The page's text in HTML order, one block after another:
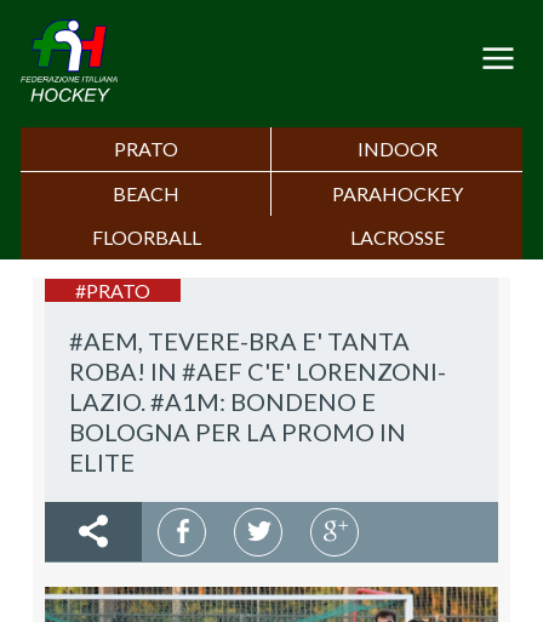
PRATO
INDOOR
BEACH
PARAHOCKEY
FLOORBALL
LACROSSE
#AEM, TEVERE-BRA E' TANTA
ROBA! IN #AEF C'E' LORENZONI-
LAZIO. #A1M: BONDENO E
BOLOGNA PER LA PROMO IN
ELITE
#PRATO